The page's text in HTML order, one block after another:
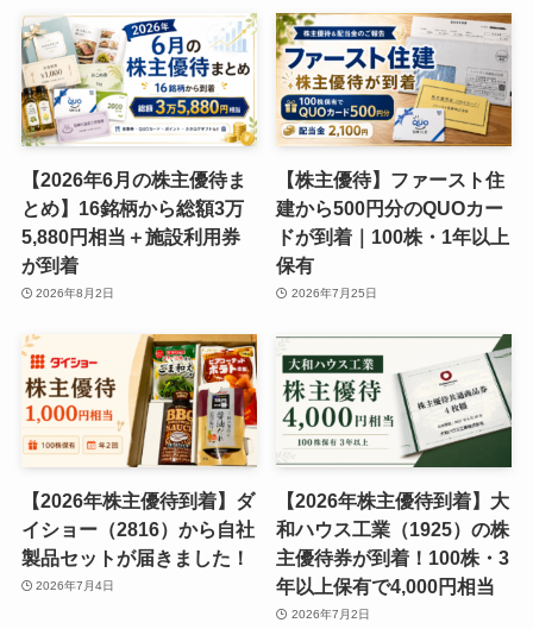
【2026年6月の株主優待ま
とめ】16銘柄から総額3万
5,880円相当＋施設利用券
が到着
2026年8月2日
【株主優待】ファースト住
建から500円分のQUOカー
ドが到着｜100株・1年以上
保有
2026年7月25日
【2026年株主優待到着】ダ
イショー（2816）から自社
製品セットが届きました！
2026年7月4日
【2026年株主優待到着】大
和ハウス工業（1925）の株
主優待券が到着！100株・3
年以上保有で4,000円相当
2026年7月2日